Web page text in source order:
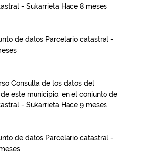
- Sukarrieta Hace 8 meses
de datos Parcelario catastral -
Consulta de los datos del
este municipio. en el conjunto de
- Sukarrieta Hace 9 meses
de datos Parcelario catastral -